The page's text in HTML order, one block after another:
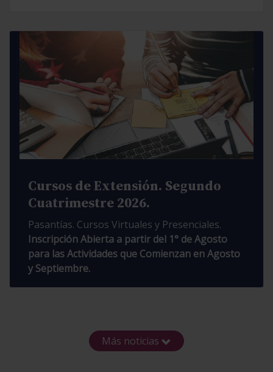
Cursos de Extensión. Segundo
Cuatrimestre 2026.
Pasantías. Cursos Virtuales y Presenciales.
Inscripción Abierta a partir del 1° de Agosto
para las Actividades que Comienzan en Agosto
y Septiembre.
Más noticias